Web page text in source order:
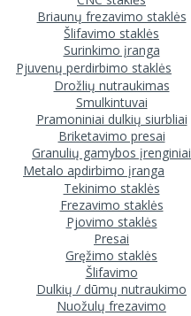
Briaunų frezavimo staklės
Šlifavimo staklės
Surinkimo įranga
Pjuvenų perdirbimo staklės
Drožlių nutraukimas
Smulkintuvai
Pramoniniai dulkių siurbliai
Briketavimo presai
Granulių gamybos įrenginiai
Metalo apdirbimo įranga
Tekinimo staklės
Frezavimo staklės
Pjovimo staklės
Presai
Gręžimo staklės
Šlifavimo
Dulkių / dūmų nutraukimo
Nuožulų frezavimo